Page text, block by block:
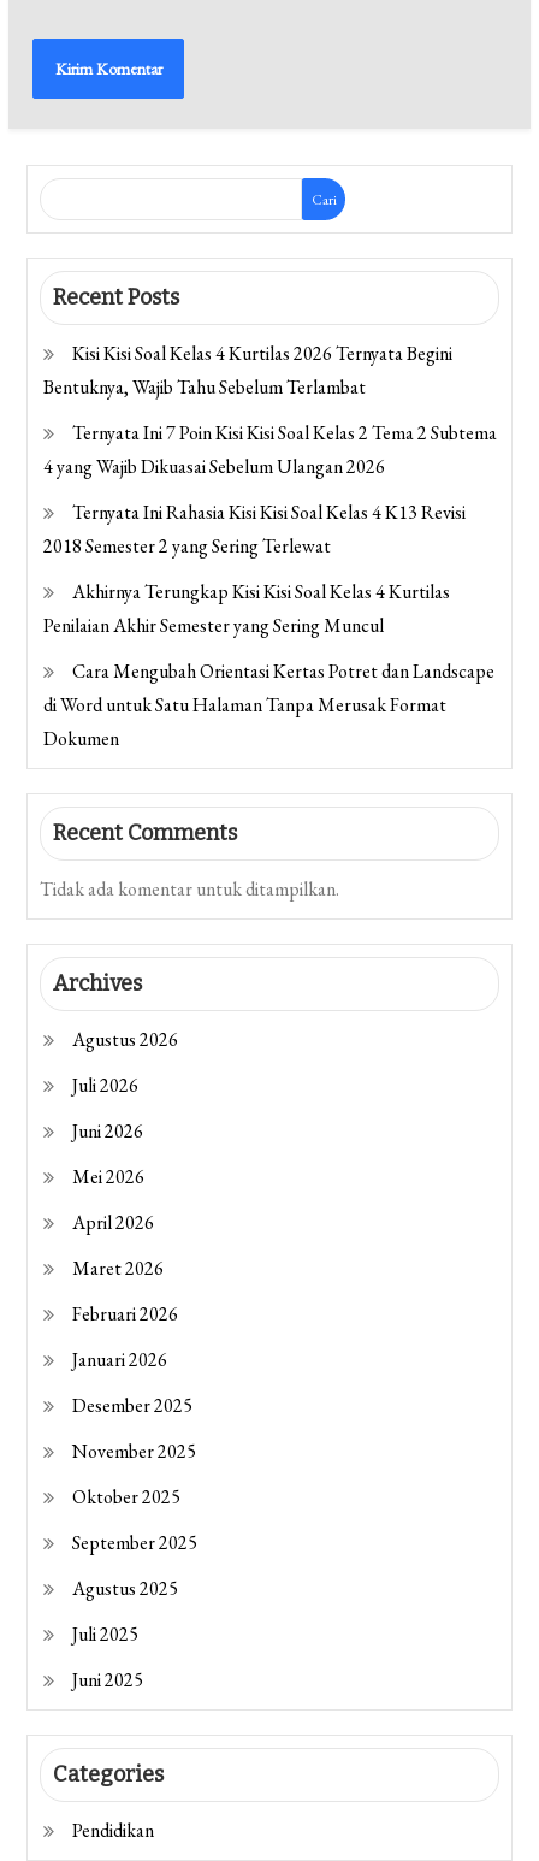
Cari
Recent Posts
Kisi Kisi Soal Kelas 4 Kurtilas 2026 Ternyata Begini
Bentuknya, Wajib Tahu Sebelum Terlambat
Ternyata Ini 7 Poin Kisi Kisi Soal Kelas 2 Tema 2 Subtema
4 yang Wajib Dikuasai Sebelum Ulangan 2026
Ternyata Ini Rahasia Kisi Kisi Soal Kelas 4 K13 Revisi
2018 Semester 2 yang Sering Terlewat
Akhirnya Terungkap Kisi Kisi Soal Kelas 4 Kurtilas
Penilaian Akhir Semester yang Sering Muncul
Cara Mengubah Orientasi Kertas Potret dan Landscape
di Word untuk Satu Halaman Tanpa Merusak Format
Dokumen
Recent Comments
Tidak ada komentar untuk ditampilkan.
Archives
Agustus 2026
Juli 2026
Juni 2026
Mei 2026
April 2026
Maret 2026
Februari 2026
Januari 2026
Desember 2025
November 2025
Oktober 2025
September 2025
Agustus 2025
Juli 2025
Juni 2025
Categories
Pendidikan